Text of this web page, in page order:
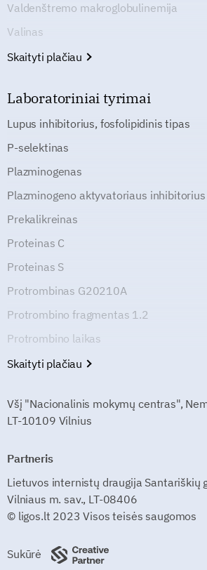
Valdenštremo makroglobulinemija
Valinas
Skaityti plačiau
Laboratoriniai tyrimai
Lupus inhibitorius, fosfolipidinis tipas
P-selektinas
Plazminogenas
Plazminogeno aktyvatoriaus inhibitorius
Prekalikreinas
Proteinas C
Proteinas S
Protrombinas G20210A
Protrombino fragmentas 1.2
Protrombino laikas
Skaityti plačiau
Všį "Nacionalinis mokymų centras",
LT-10109 Vilnius
Partneris
Lietuvos internistų draugija Santariškių
Vilniaus m. sav., LT-08406
© ligos.lt 2023 Visos teisės saugomos
Sukūrė